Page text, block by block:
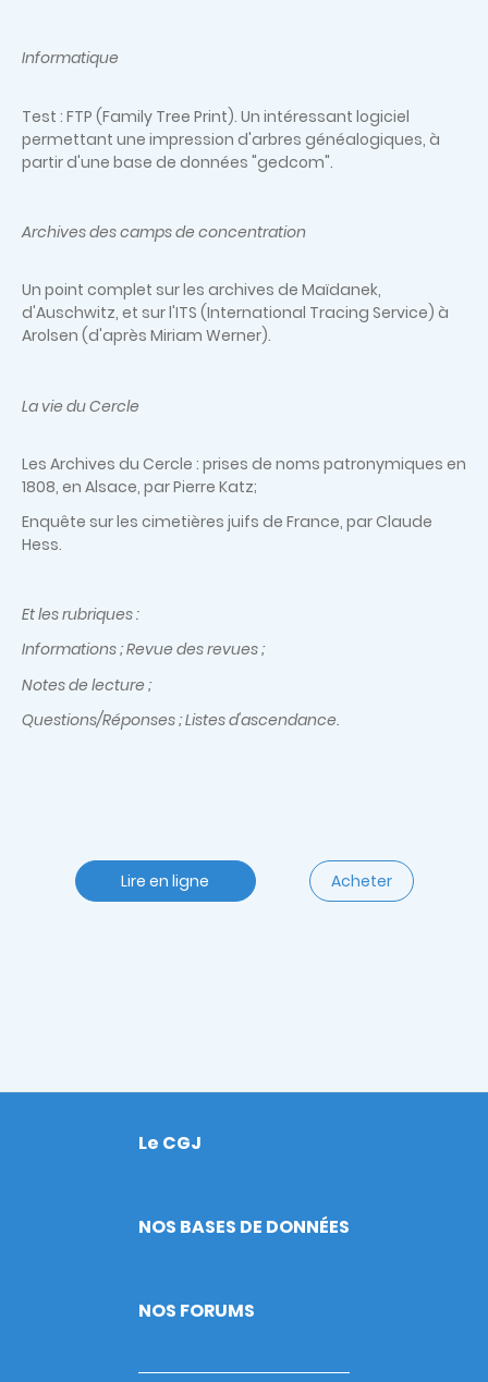
Informatique
Test : FTP (Family Tree Print). Un intéressant logiciel
permettant une impression d'arbres généalogiques, à
partir d'une base de données "gedcom".
Archives des camps de concentration
Un point complet sur les archives de Maïdanek,
d'Auschwitz, et sur l'ITS (International Tracing Service) à
Arolsen (d'après Miriam Werner).
La vie du Cercle
Les Archives du Cercle : prises de noms patronymiques en
1808, en Alsace, par Pierre Katz;
Enquête sur les cimetières juifs de France, par Claude
Hess.
Et les rubriques :
Informations ; Revue des revues ;
Notes de lecture ;
Questions/Réponses ; Listes d'ascendance.
Lire en ligne Acheter
Footer
Le CGJ
NOS BASES DE DONNÉES
NOS FORUMS